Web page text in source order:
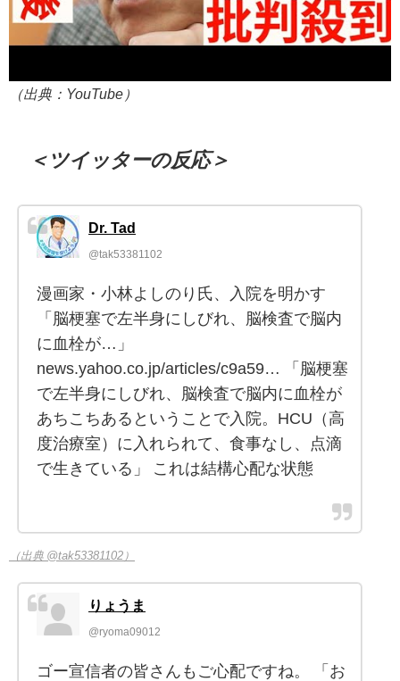
（出典：YouTube）
＜ツイッターの反応＞
Dr. Tad
@tak53381102
漫画家・小林よしのり氏、入院を明かす
「脳梗塞で左半身にしびれ、脳検査で脳内
に血栓が…」
news.yahoo.co.jp/articles/c9a59… 「脳梗塞
で左半身にしびれ、脳検査で脳内に血栓が
あちこちあるということで入院。HCU（高
度治療室）に入れられて、食事なし、点滴
で生きている」 これは結構心配な状態
（出典 @tak53381102）
りょうま
@ryoma09012
ゴー宣信者の皆さんもご心配ですね。 「お